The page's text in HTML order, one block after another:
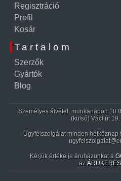
Regisztráció
Profil
Kosár
Tartalom
Szerzők
Gyártók
Blog
Személyes átvétel: munkanapon
(külső) Váci út
Ügyfélszolgálat minden hétköznap
Kérjük értékelje áruházunkat a
az